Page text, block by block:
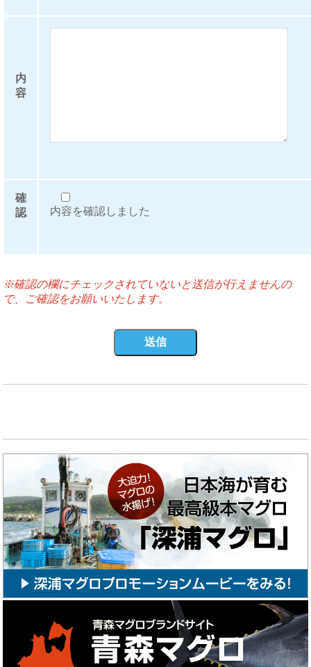
内
容
確
認
内容を確認しました
※確認の欄にチェックされていないと送信が行えませんの
で、ご確認をお願いいたします。